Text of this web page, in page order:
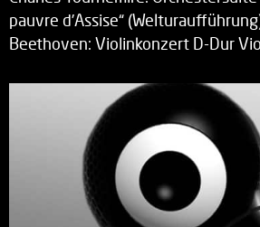
pauvre d’Assise“
Beethoven: Violinkonzert D-Dur